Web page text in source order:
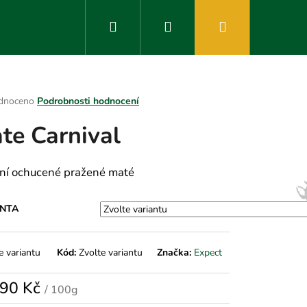
Hledat Přihlášení
Podrobnosti hodnocení
Carnival
ochucené pražené maté
variantu Kód: Zvolte variantu Značka: Expect
90 Kč / 100g